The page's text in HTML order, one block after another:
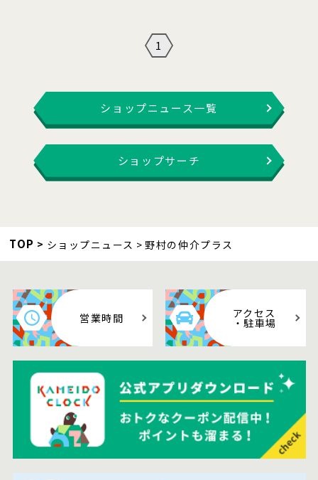
1
ショップニュース一覧
ショップサーチ
TOP ショップニュース 野村の仲介プラス
営業時間 アクセス
・駐車場